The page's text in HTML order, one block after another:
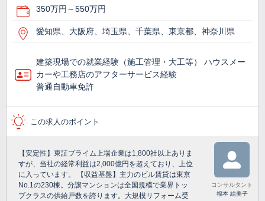
350万円～550万円
愛知県、大阪府、埼玉県、千葉県、東京都、神奈川県
建築現場での就業経験（施工管理・大工等） ハウスメー
カーや工務店のアフターサービス経験
普通自動車免許
この求人のポイント
【安定性】東証プライム上場企業は1,800社以上ありま
すが、当社の経常利益は2,000億円を超えており、上位
に入っています。 【収益基盤】主力のビル賃貸は東京
No.1の230棟。分譲マンションは全国規模で業界トッ
プクラスの供給戸数を誇ります。大規模リフォーム受
コンサルタント
福本 絵美子